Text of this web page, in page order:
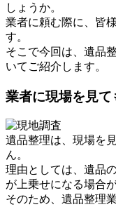
しょうか。
業者に頼む際に、皆
す。
そこで今回は、遺品
いてご紹介します。
業者に現場を見て
遺品整理は、現場を
ん。
理由としては、遺品
が上乗せになる場合
そのため、遺品整理